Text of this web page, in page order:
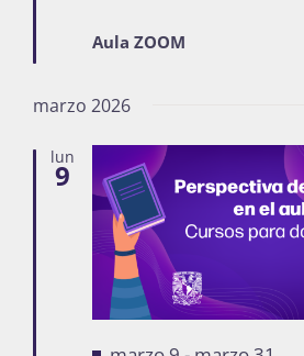
Aula ZOOM
marzo 2026
lun
9